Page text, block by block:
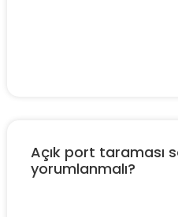
Açık port taraması
yorumlanmalı?